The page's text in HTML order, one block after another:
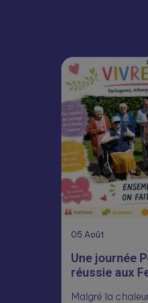
05 Août
Une journée
réussie aux
Malgré la